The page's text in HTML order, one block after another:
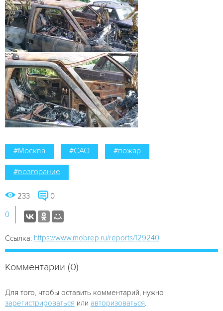
#Москва #САО #пожар
#возгорание
233 0
0
Ссылка: https://www.mobrep.ru/reports/129240
Комментарии (0)
Для того, чтобы оставить комментарий, нужно
зарегистрироваться или авторизоваться